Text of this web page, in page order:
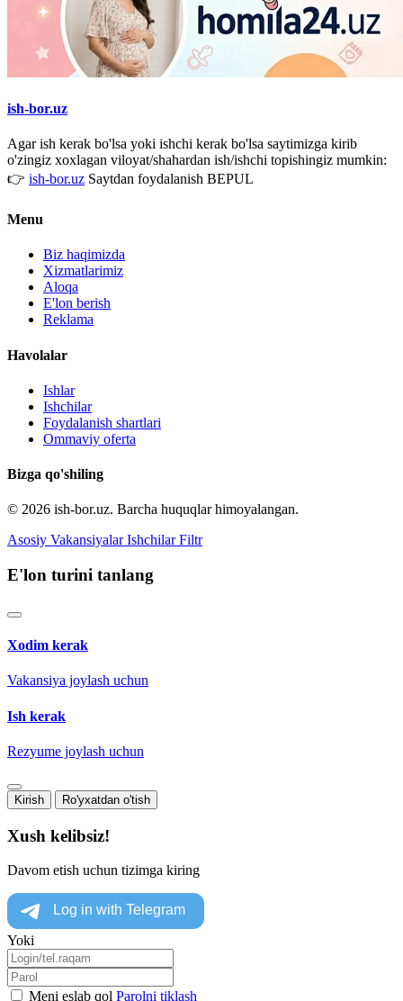
ish-bor.uz
Agar ish kerak bo'lsa yoki ishchi kerak bo'lsa saytimizga kirib
o'zingiz xoxlagan viloyat/shahardan ish/ishchi topishingiz mumkin:
👉 ish-bor.uz Saytdan foydalanish BEPUL
Menu
Biz haqimizda
Xizmatlarimiz
Aloqa
E'lon berish
Reklama
Havolalar
Ishlar
Ishchilar
Foydalanish shartlari
Ommaviy oferta
Bizga qo'shiling
© 2026 ish-bor.uz. Barcha huquqlar himoyalangan.
Asosiy Vakansiyalar Ishchilar Filtr
E'lon turini tanlang
Xodim kerak
Vakansiya joylash uchun
Ish kerak
Rezyume joylash uchun
Kirish Ro'yxatdan o'tish
Xush kelibsiz!
Davom etish uchun tizimga kiring
Yoki
Meni eslab qol Parolni tiklash